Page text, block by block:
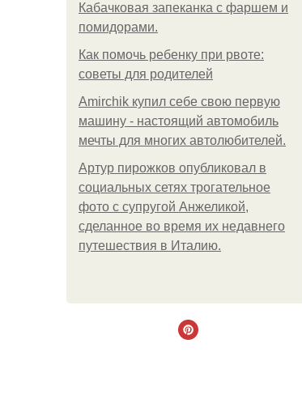
Кабачковая запеканка с фаршем и
помидорами.
Как помочь ребенку при рвоте:
советы для родителей
Amirchik купил себе свою первую
машину - настоящий автомобиль
мечты для многих автолюбителей.
Артур пирожков опубликовал в
социальных сетях трогательное
фото с супругой Анжеликой,
сделанное во время их недавнего
путешествия в Италию.